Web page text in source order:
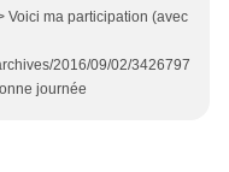
Voici ma participation (avec
2016/09/02/3426797
journée